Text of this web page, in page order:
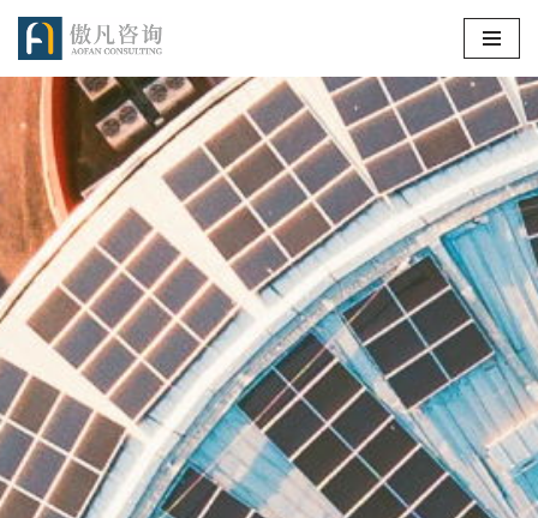
跳
至
正
文